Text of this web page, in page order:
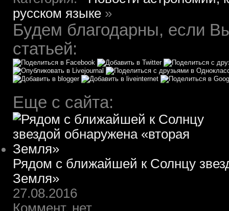
русском языке »
Будем благодарны, если
статьей:
Еще с сайта:
Рядом с ближайшей к Солнцу
Земля»
27.08.2016
Коммент. нет